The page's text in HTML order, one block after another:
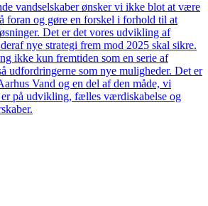
vandselskaber ønsker vi ikke blot at være
foran og gøre en forskel i forhold til at
Det er det vores udvikling af
nye strategi frem mod 2025 skal sikre.
ikke kun fremtiden som en serie af
udfordringerne som nye muligheder. Det er
Vand og en del af den måde, vi
på udvikling, fælles værdiskabelse og